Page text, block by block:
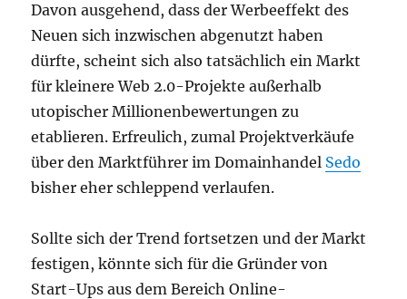
Davon ausgehend, dass der Werbeeffekt des
Neuen sich inzwischen abgenutzt haben
dürfte, scheint sich also tatsächlich ein Markt
für kleinere Web 2.0-Projekte außerhalb
utopischer Millionenbewertungen zu
etablieren. Erfreulich, zumal Projektverkäufe
über den Marktführer im Domainhandel Sedo
bisher eher schleppend verlaufen.
Sollte sich der Trend fortsetzen und der Markt
festigen, könnte sich für die Gründer von
Start-Ups aus dem Bereich Online-